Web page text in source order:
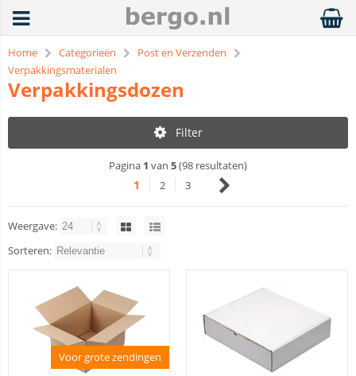
Home Categorieën
Post en Verzenden
Verpakkingsmaterialen
Verpakkingsdozen
Filter
Pagina 1 van 5(98 resultaten)
1 2 3
Weergave:
Sorteren:
Voor grote zendingen